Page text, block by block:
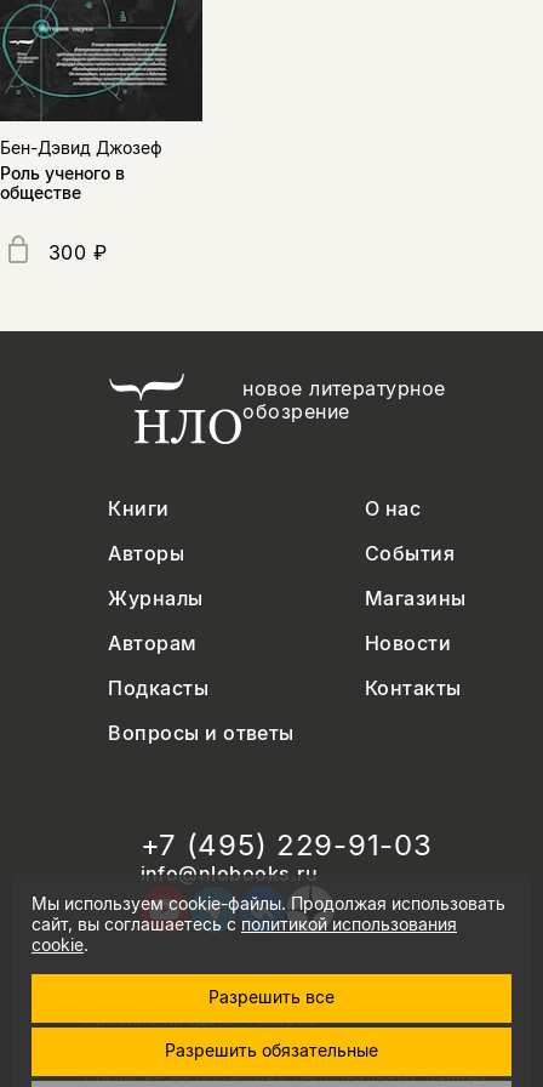
Бен-Дэвид Джозеф
Роль ученого в
обществе
300 ₽
новое литературное
обозрение
Книги
О нас
Авторы
События
Журналы
Магазины
Авторам
Новости
Подкасты
Контакты
Вопросы и ответы
+7 (495) 229-91-03
info@nlobooks.ru
© Новое литературное обозрение. 2026
правила продажи товаров
политика использования cookie
согласие на обработку персональных данных
Мы используем cookie-файлы. Продолжая использовать
сайт, вы соглашаетесь сполитикой использования
cookie.
Разрешить все
Разрешить обязательные